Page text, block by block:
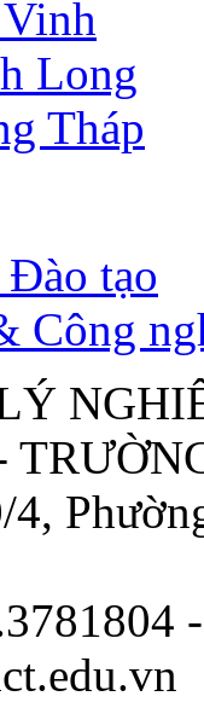
Long
Tháp
tạo
Công
4,